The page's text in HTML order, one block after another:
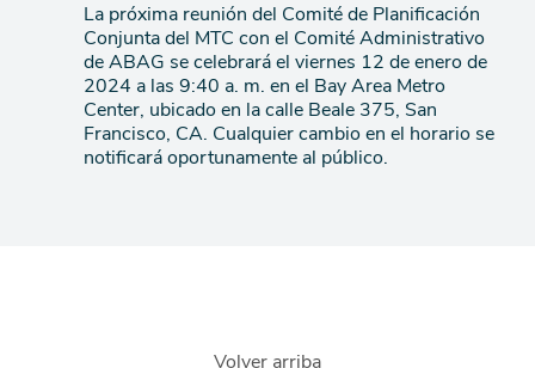
agenda
La próxima reunión del Comité de Planificación
Conjunta del MTC con el Comité Administrativo
de ABAG se celebrará el viernes 12 de enero de
2024 a las 9:40 a. m. en el Bay Area Metro
Center, ubicado en la calle Beale 375, San
Francisco, CA. Cualquier cambio en el horario se
notificará oportunamente al público.
Volver arriba